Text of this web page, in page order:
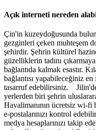
Açık interneti nereden
Çin'in kuzeydoğusunda
gezginleri çeken muhteşem
şehirdir. Şehrin kültürel
güzelliklerin tadını
bağlantıda kalmak esastır.
bağlantısı yapabileceğiniz
tasarruf edebilirsiniz.
yerlerden biri şehrin
Havalimanının ücretsiz wi-
e-postalarınızı kontrol
medya hesaplarınızı takip